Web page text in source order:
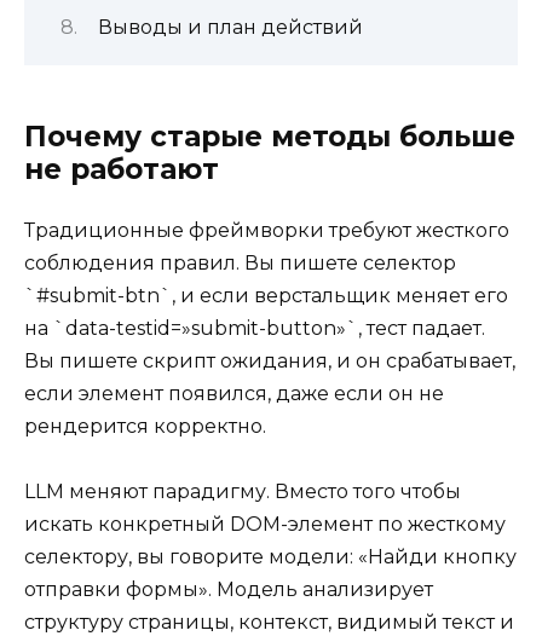
Выводы и план действий
Почему старые методы больше
не работают
Традиционные фреймворки требуют жесткого
соблюдения правил. Вы пишете селектор
`#submit-btn`, и если верстальщик меняет его
на `data-testid=»submit-button»`, тест падает.
Вы пишете скрипт ожидания, и он срабатывает,
если элемент появился, даже если он не
рендерится корректно.
LLM меняют парадигму. Вместо того чтобы
искать конкретный DOM-элемент по жесткому
селектору, вы говорите модели: «Найди кнопку
отправки формы». Модель анализирует
структуру страницы, контекст, видимый текст и